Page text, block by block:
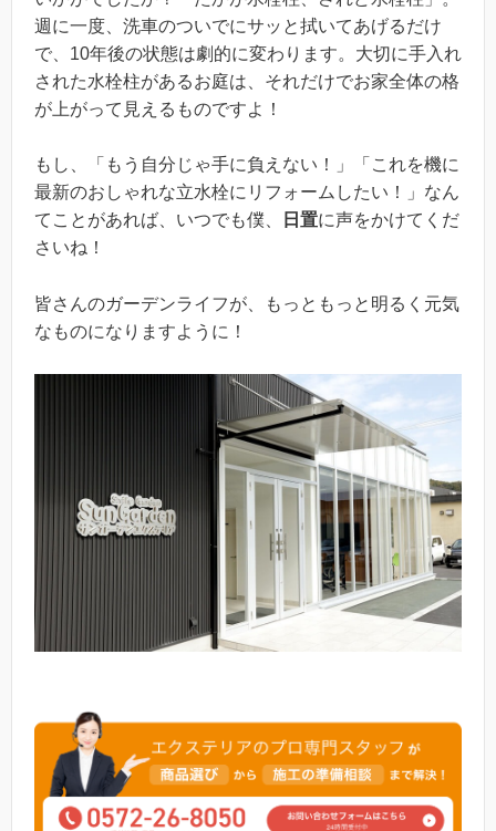
週に一度、洗車のついでにサッと拭いてあげるだけ
で、10年後の状態は劇的に変わります。大切に手入れ
された水栓柱があるお庭は、それだけでお家全体の格
が上がって見えるものですよ！
もし、「もう自分じゃ手に負えない！」「これを機に
最新のおしゃれな立水栓にリフォームしたい！」なん
てことがあれば、いつでも僕、
日置に声をかけてくだ
さいね！
皆さんのガーデンライフが、もっともっと明るく元気
なものになりますように！